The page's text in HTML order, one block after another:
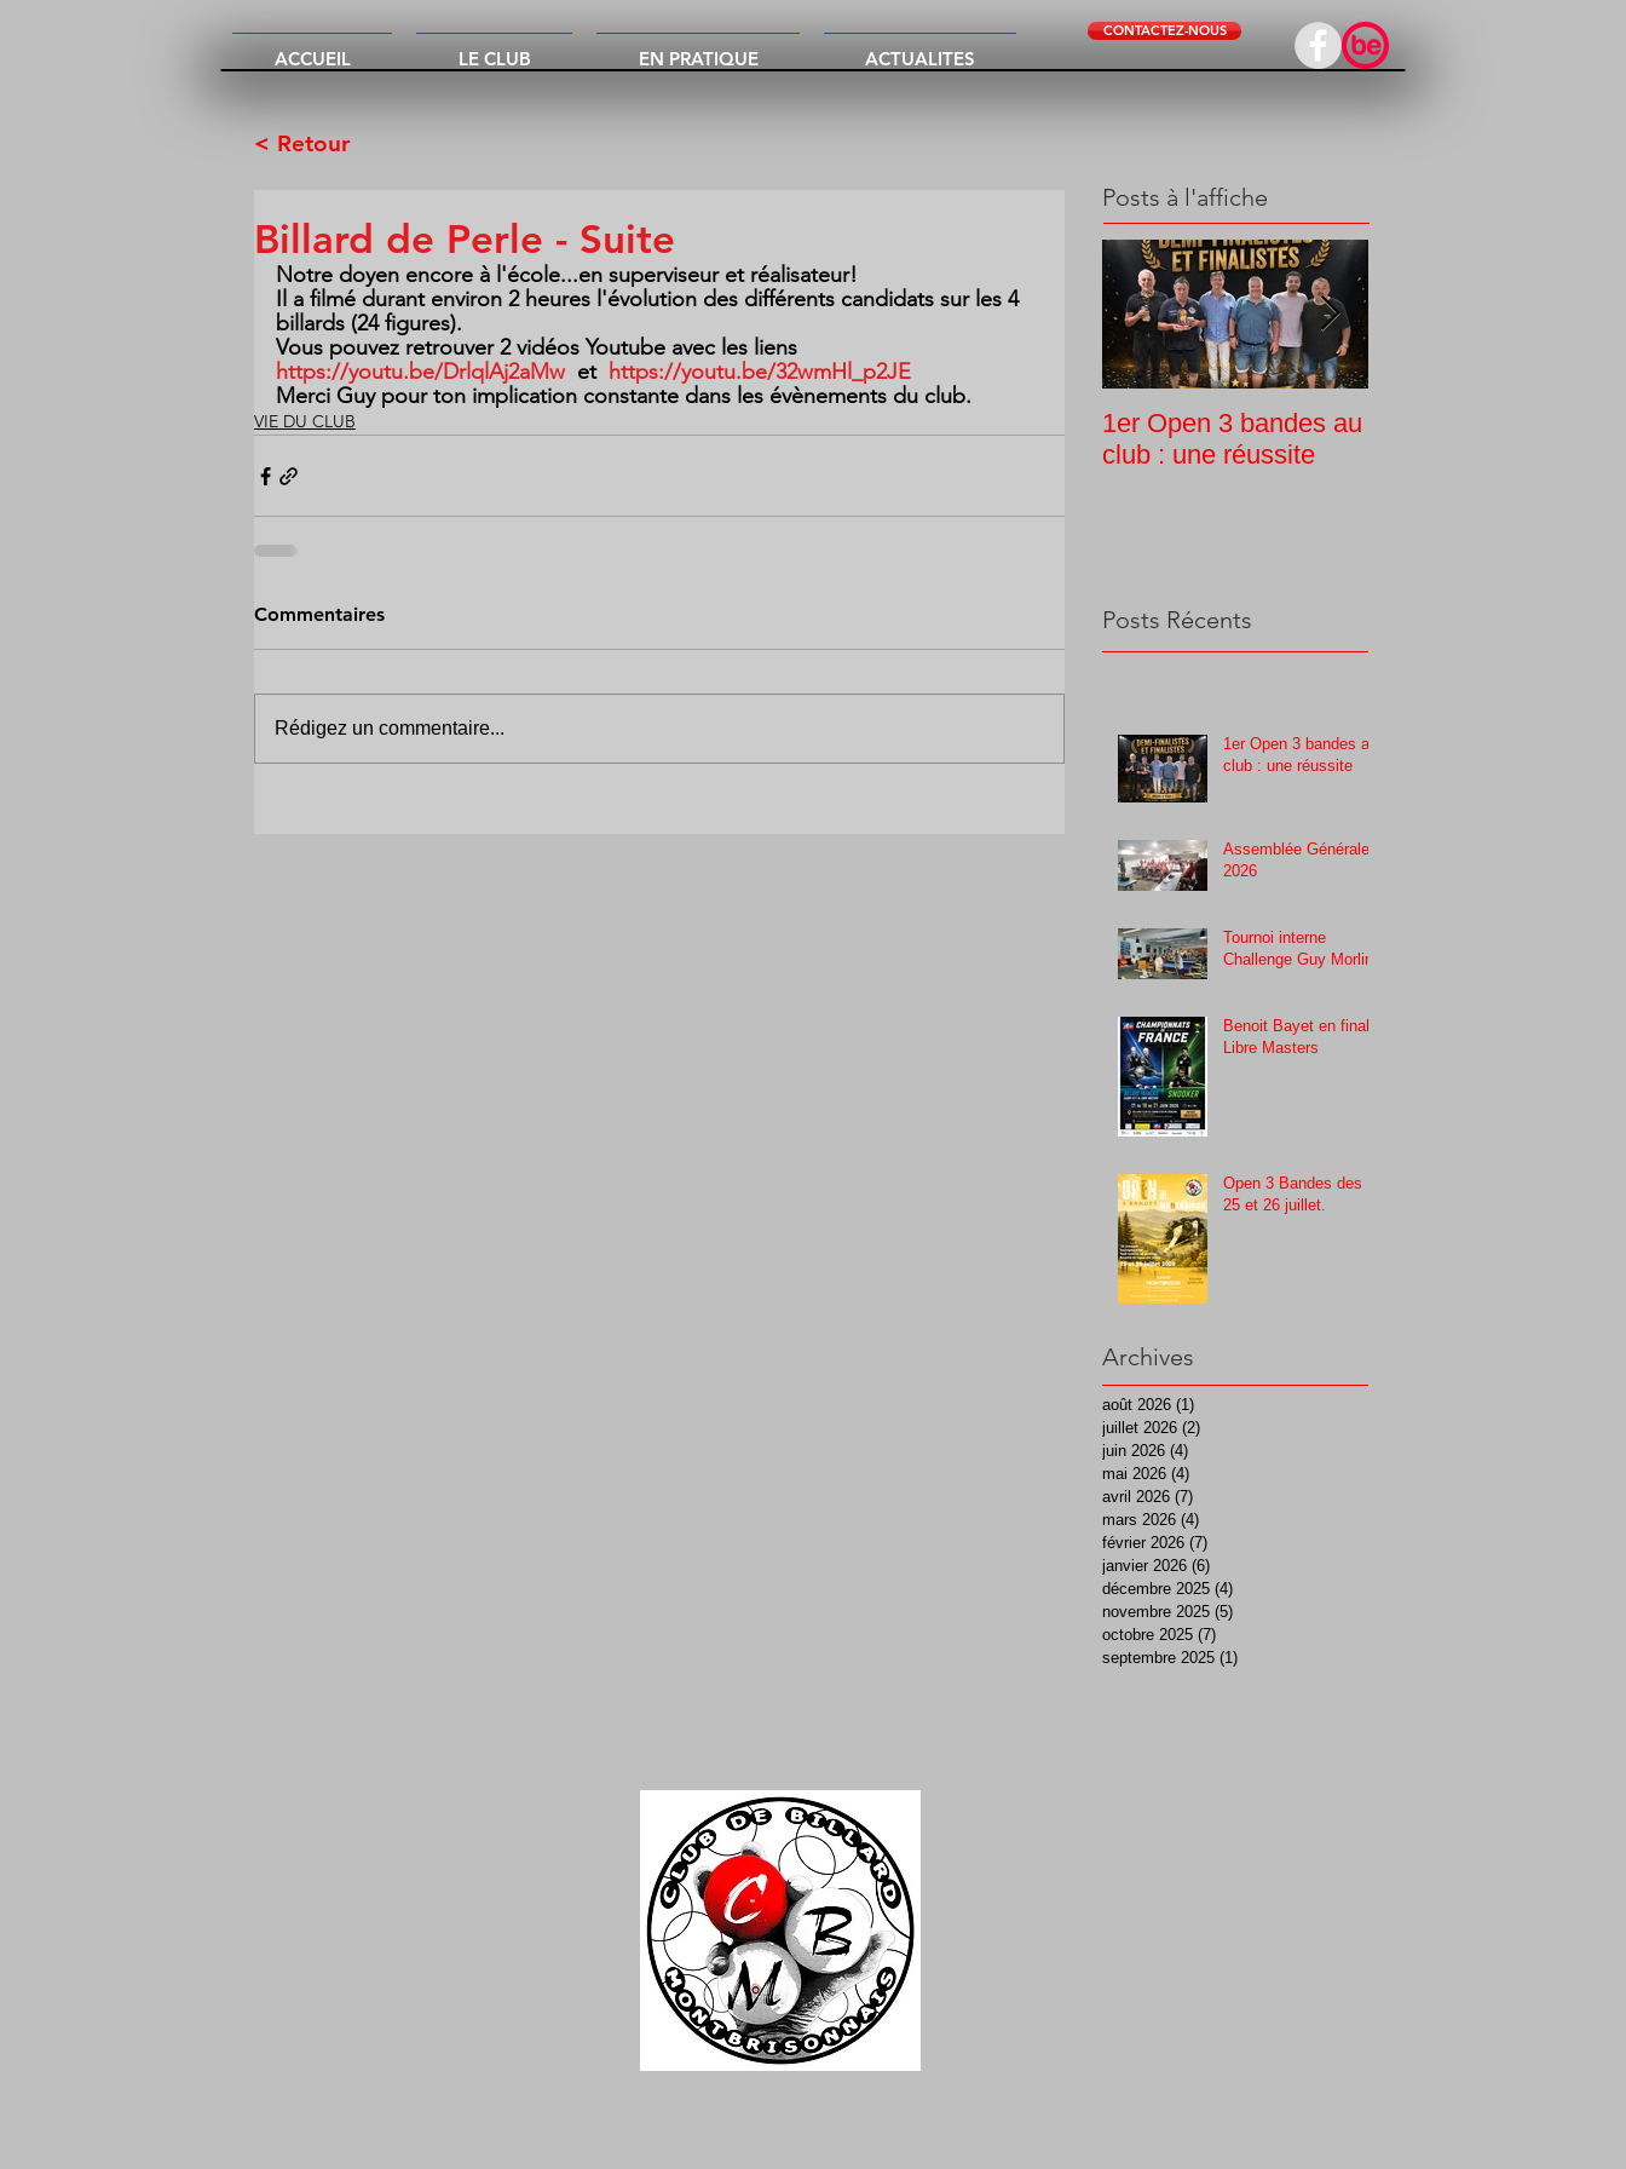
ACCUEIL LE CLUB EN PRATIQUE ACTUALITES
CONTACTEZ-NOUS
< Retour
Billard de Perle - Suite
Notre doyen encore à l'école...en superviseur et réalisateur!
Il a filmé durant environ 2 heures l'évolution des différents candidats sur les 4
billards (24 figures).
Vous pouvez retrouver 2 vidéos Youtube avec les liens
https://youtu.be/DrlqlAj2aMw
  et
https://youtu.be/32wmHl_p2JE
Merci Guy pour ton implication constante dans les évènements du club.
VIE DU CLUB
Commentaires
Rédigez un commentaire...
Posts à l'affiche
1er Open 3 bandes au
club : une réussite
Posts Récents
1er Open 3 bandes au
club : une réussite
Assemblée Générale
2026
Tournoi interne
Challenge Guy Morlin
Benoit Bayet en finale
Libre Masters
Open 3 Bandes des
25 et 26 juillet.
Archives
août 2026 (1)
juillet 2026 (2)
juin 2026 (4)
mai 2026 (4)
avril 2026 (7)
mars 2026 (4)
février 2026 (7)
janvier 2026 (6)
décembre 2025 (4)
novembre 2025 (5)
octobre 2025 (7)
septembre 2025 (1)